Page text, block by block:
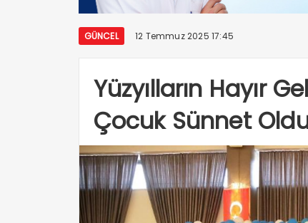
GÜNCEL 12 Temmuz 2025 17:45
Yüzyılların Hayır
Çocuk Sünnet